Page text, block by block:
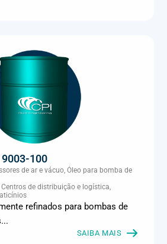
9003-100
de ar e vácuo, Óleo para bomba de
Centros de distribuição e logística,
refinados para bombas de
SAIBA MAIS